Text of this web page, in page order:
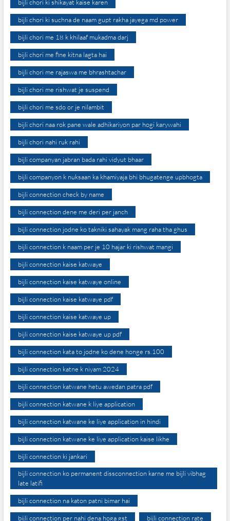
bijli chori ki shikayat kaise karen
bijli chori ki suchna de naam gupt rakha jayega md power
bijli chori me 18 k khilaaf mukadma darj
bijli chori me fine kitna lagta hai
bijli chori me rajaswa me bhrashtachar
bijli chori me rishwat je suspend
bijli chori me sdo or je nilambit
bijli chori naa rok pane wale adhikariyon par hogi karywahi
bijli chori nahi ruk rahi
bijli companyan jabran bada rahi vidyut bhaar
bijli companyon k nuksaan ka khamiyaja bhi bhugatenge upbhogta
bijli connection check by name
bijli connection dene me deri per janch
bijli connection jodne ko takniki sahayak mang raha tha ghus
bijli connection k naam per je 10 hajar ki rishwat mangi
bijli connection kaise katwaye
bijli connection kaise katwaye online
bijli connection kaise katwaye pdf
bijli connection kaise katwaye up
bijli connection kaise katwaye up pdf
bijli connection kata to jodne ko dene honge rs.100
bijli connection katne k niyam 2024
bijli connection katwane hetu awedan patra pdf
bijli connection katwane k liye application
bijli connection katwane ke liye application in hindi
bijli connection katwane ke liye application kaise likhe
bijli connection ki jankari
bijli connection ko permanent dissconnection karne me bijli vibhag
late latifi
bijli connection na katon patni bimar hai
bijli connection per nahi dena hoga gst bijli connection rate